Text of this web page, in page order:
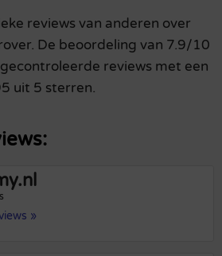
reviews van anderen over
De beoordeling van 7.9/10
reviews met een
uit 5 sterren.
»